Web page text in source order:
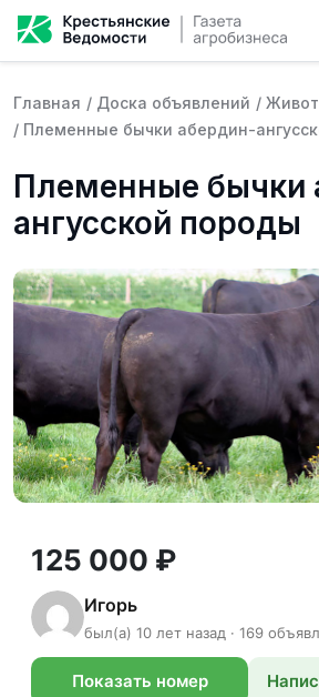
Главная / Доска объявлений /
/ Племенные бычки абердин-
Племенные бычки
ангусской породы
125 000 ₽
Игорь
был(а) 10 лет назад · 169
Показать номер